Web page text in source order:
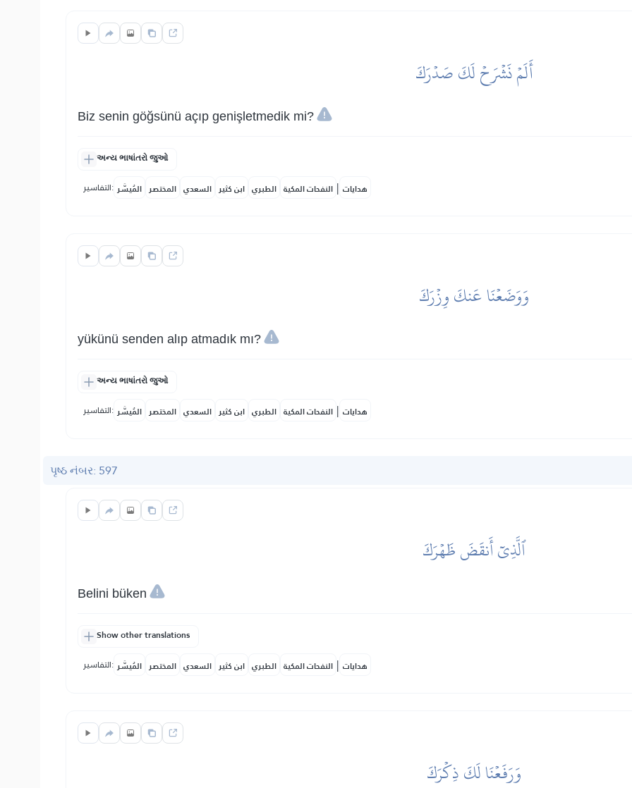
أَلَمۡ نَشۡرَحۡ لَكَ صَدۡرَكَ
Biz senin göğsünü açıp genişletmedik mi?
અન્ય ભાષાંતરો જુઓ
التفاسير: المُيسَّر المختصر السعدي ابن كثير الطبري النفحات المكية | هدايات
وَوَضَعۡنَا عَنكَ وِزۡرَكَ
yükünü senden alıp atmadık mı?
અન્ય ભાષાંતરો જુઓ
التفاسير: المُيسَّر المختصر السعدي ابن كثير الطبري النفحات المكية | هدايات
પૃષ્ઠ નંબર: 597
ٱلَّذِيٓ أَنقَضَ ظَهۡرَكَ
Belini büken
Show other translations
التفاسير: المُيسَّر المختصر السعدي ابن كثير الطبري النفحات المكية | هدايات
وَرَفَعۡنَا لَكَ ذِكۡرَكَ